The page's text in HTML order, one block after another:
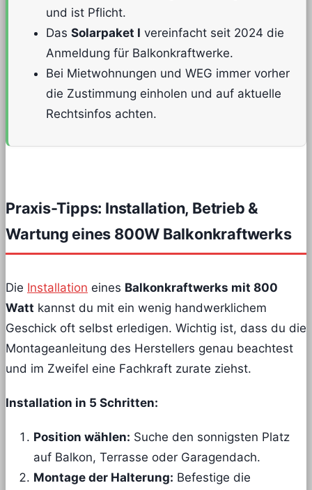
und ist Pflicht.
Das Solarpaket I vereinfacht seit 2024 die
Anmeldung für Balkonkraftwerke.
Bei Mietwohnungen und WEG immer vorher
die Zustimmung einholen und auf aktuelle
Rechtsinfos achten.
Praxis-Tipps: Installation, Betrieb &
Wartung eines 800W Balkonkraftwerks
Die Installation eines Balkonkraftwerks mit 800
Watt kannst du mit ein wenig handwerklichem
Geschick oft selbst erledigen. Wichtig ist, dass du die
Montageanleitung des Herstellers genau beachtest
und im Zweifel eine Fachkraft zurate ziehst.
Installation in 5 Schritten:
Position wählen: Suche den sonnigsten Platz
auf Balkon, Terrasse oder Garagendach.
Montage der Halterung: Befestige die